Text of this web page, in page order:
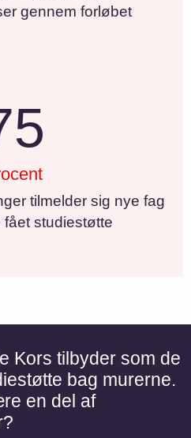
gennem forløbet
tilmelder sig nye fag
fået studiestøtte
Kors tilbyder som de
bag murerne.
en del af